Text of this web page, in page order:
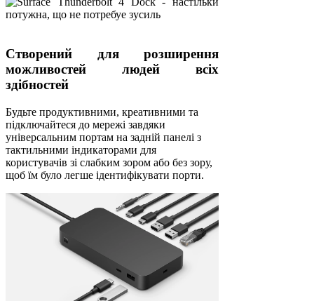
Створений для розширення
можливостей людей всіх
здібностей
Будьте продуктивними, креативними та
підключайтеся до мережі завдяки
універсальним портам на задній панелі з
тактильними індикаторами для
користувачів зі слабким зором або без зору,
щоб їм було легше ідентифікувати порти.